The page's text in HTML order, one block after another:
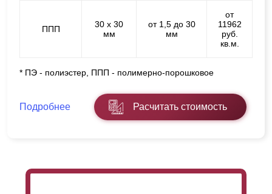
ППП
30 х 30
мм
от 1,5 до 30
мм
от
11962
руб.
кв.м.
* ПЭ - полиэстер, ППП - полимерно-порошковое
Подробнее Расчитать стоимость